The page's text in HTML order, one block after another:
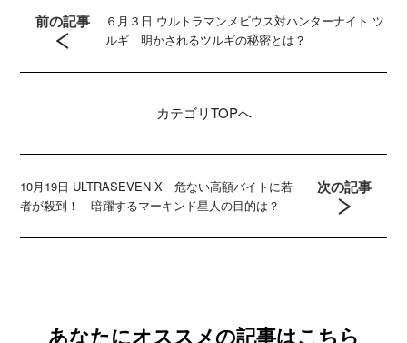
前の記事
６月３日 ウルトラマンメビウス対ハンターナイト ツ
ルギ 明かされるツルギの秘密とは？
カテゴリTOPへ
10月19日 ULTRASEVEN X 危ない高額バイトに若
者が殺到！ 暗躍するマーキンド星人の目的は？
次の記事
あなたにオススメの記事はこちら